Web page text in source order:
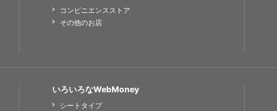
コンビニエンスストア
その他のお店
いろいろなWebMoney
シートタイプ